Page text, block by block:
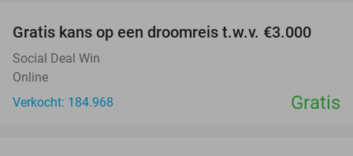
Gratis kans op een droomreis t.w.v. €3.000
Social Deal Win
Online
Verkocht: 184.968
Gratis